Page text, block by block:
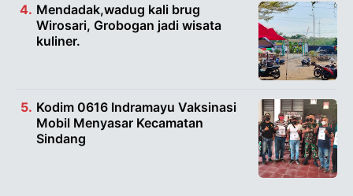
Mendadak,wadug kali brug
Wirosari, Grobogan jadi wisata
kuliner.
Kodim 0616 Indramayu Vaksinasi
Mobil Menyasar Kecamatan
Sindang